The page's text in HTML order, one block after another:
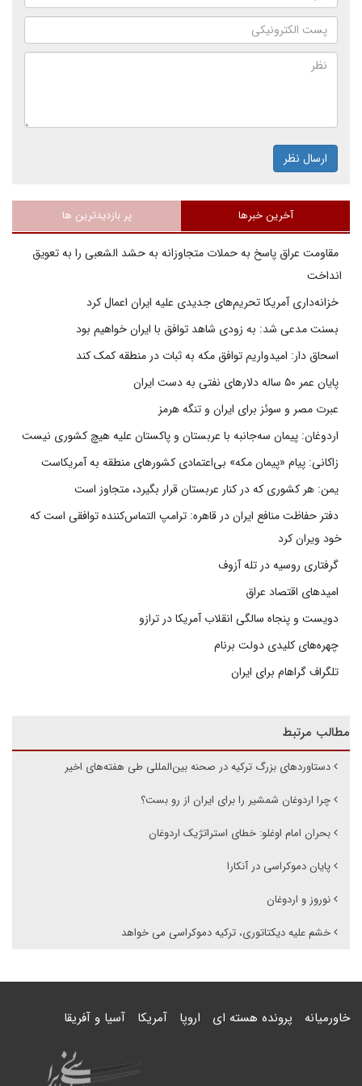
ارسال نظر
آخرین خبرها پر بازدیدترین ها
مقاومت عراق پاسخ به حملات متجاوزانه به حشد الشعبی را به تعویق
انداخت
خزانه‌داری آمریکا تحریم‌های جدیدی علیه ایران اعمال کرد
بسنت مدعی شد: به زودی شاهد توافق با ایران خواهیم بود
اسحاق دار: امیدواریم توافق مکه به ثبات در منطقه کمک کند
پایان عمر ۵۰ ساله دلارهای نفتی به دست ایران
عبرت مصر و سوئز برای ایران و تنگه هرمز
اردوغان: پیمان سه‌جانبه با عربستان و پاکستان علیه هیچ کشوری نیست
زاکانی: پیام «پیمان مکه» بی‌اعتمادی کشورهای منطقه به آمریکاست
یمن: هر کشوری که در کنار عربستان قرار بگیرد، متجاوز است
دفتر حفاظت منافع ایران در قاهره: ترامپ التماس‌کننده توافقی است که
خود ویران کرد
گرفتاری روسیه در تله آزوف
امیدهای اقتصاد عراق
دویست و پنجاه سالگی انقلاب آمریکا در ترازو
چهره‌های کلیدی دولت برنام
تلگراف گراهام برای ایران
مطالب مرتبط
دستاوردهای بزرگ ترکیه در صحنه بین‌المللی طی هفته‌های اخیر
چرا اردوغان شمشیر را برای ایران از رو بست؟
بحران امام اوغلو: خطای استراتژیک اردوغان
پایان دموکراسی در آنکارا
نوروز و اردوغان
خشم علیه دیکتاتوری، ترکیه دموکراسی می خواهد
خاورمیانه پرونده هسته ای اروپا آمریکا آسیا و آفریقا